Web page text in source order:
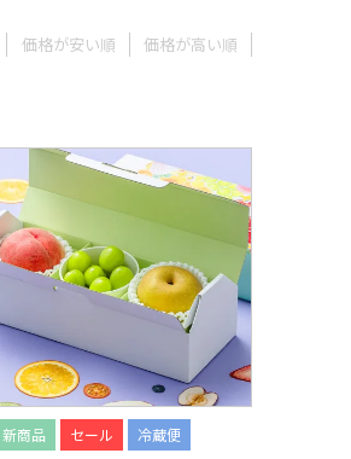
価格が安い順 価格が高い順
新商品 セール 冷蔵便